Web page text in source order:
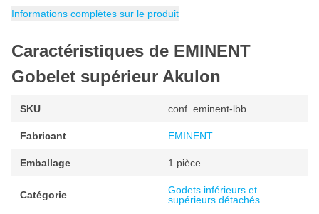
Informations complètes sur le produit
Caractéristiques de EMINENT
Gobelet supérieur Akulon
SKU conf_eminent-lbb
Fabricant EMINENT
Emballage 1 pièce
Catégorie
Godets inférieurs et
supérieurs détachés